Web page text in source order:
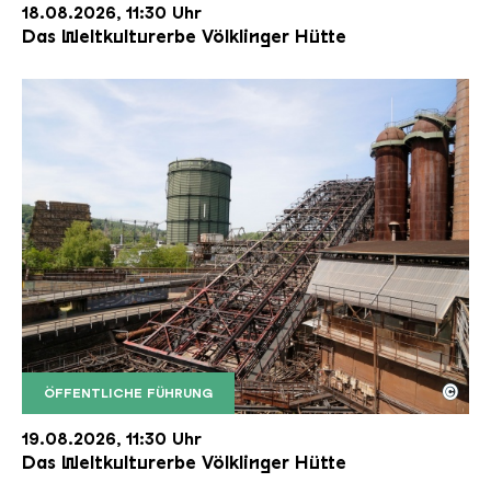
18.08.2026, 11:30 Uhr
Das Weltkulturerbe Völklinger Hütte
ÖFFENTLICHE FÜHRUNG
Der Erzschrägaufzug der Völklinger Hütte mit
Copyright: Weltkulturerbe Völklinger Hütte | Karl
©
19.08.2026, 11:30 Uhr
Das Weltkulturerbe Völklinger Hütte